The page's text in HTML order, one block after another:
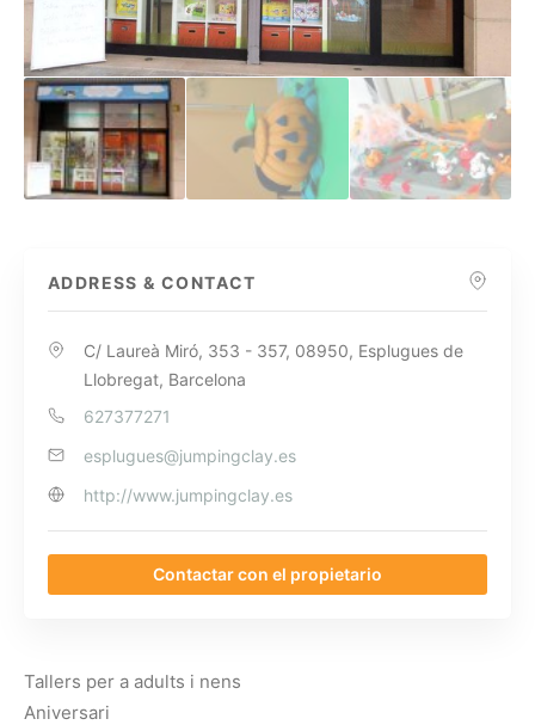
ADDRESS & CONTACT
C/ Laureà Miró, 353 - 357, 08950, Esplugues de
Llobregat, Barcelona
627377271
esplugues@jumpingclay.es
http://www.jumpingclay.es
Contactar con el propietario
Tallers per a adults i nens
Aniversari